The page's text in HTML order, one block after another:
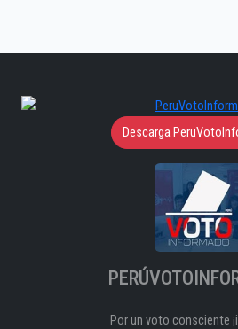
Descarga
Por un voto consciente